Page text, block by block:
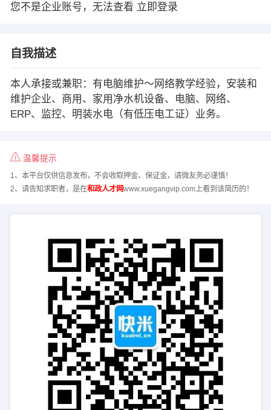
您不是企业账号，无法查看 立即登录
自我描述
本人承接或兼职：有电脑维护～网络教学经验，安装和
维护企业、商用、家用净水机设备、电脑、网络、
ERP、监控、明装水电（有低压电工证）业务。
温馨提示
1、本平台仅供信息发布，不会收取押金、保证金，请微友务必谨慎！
2、请告知求职者，是在和政人才网www.xuegangvip.com上看到该简历的！